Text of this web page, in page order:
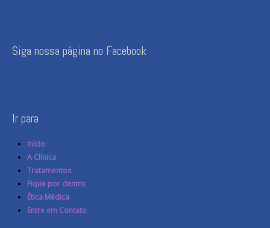
Siga nossa página no Facebook
Ir para
Início
A Clínica
Tratamentos
Fique por dentro
Ética Médica
Entre em Contato